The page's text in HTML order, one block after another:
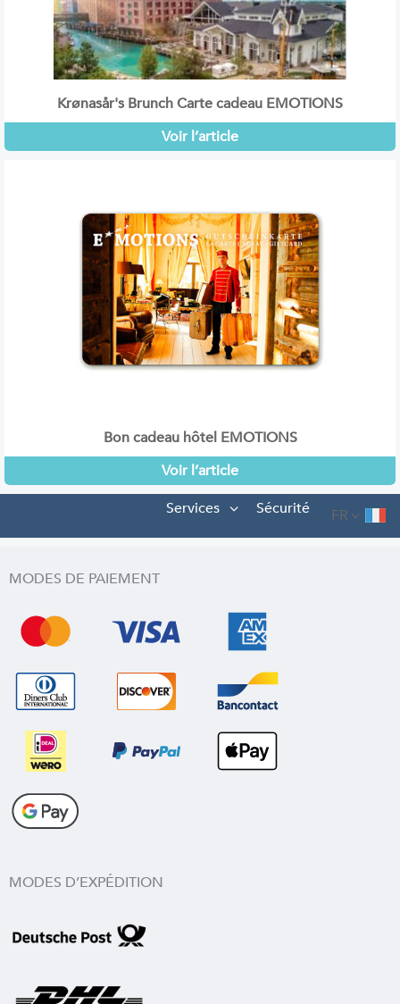
Krønasår's Brunch Carte cadeau EMOTIONS
Voir l’article
Bon cadeau hôtel EMOTIONS
Voir l’article
FR
Sécurité
Services
MODES DE PAIEMENT
MODES D’EXPÉDITION